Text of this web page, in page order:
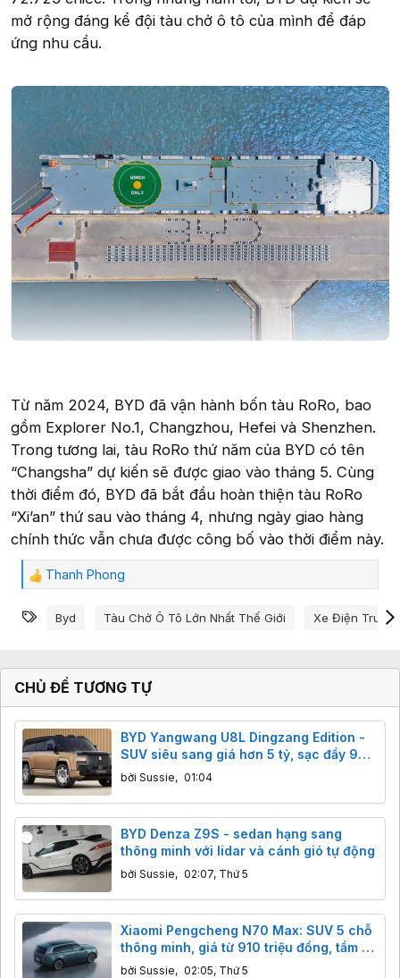
mở rộng đáng kể đội tàu chở ô tô của mình để đáp
ứng nhu cầu.
Từ năm 2024, BYD đã vận hành bốn tàu RoRo, bao
gồm Explorer No.1, Changzhou, Hefei và Shenzhen.
Trong tương lai, tàu RoRo thứ năm của BYD có tên
“Changsha” dự kiến sẽ được giao vào tháng 5. Cùng
thời điểm đó, BYD đã bắt đầu hoàn thiện tàu RoRo
“Xi’an” thứ sau vào tháng 4, nhưng ngày giao hàng
chính thức vẫn chưa được công bố vào thời điểm này.
C
m
c
:
Thanh Phong
Từ khóa
Byd Tàu Chở Ô Tô Lớn Nhất Thế Giới Xe Điện Trung
CHỦ ĐỀ TƯƠNG TỰ
BYD Yangwang U8L Dingzang Edition -
SUV siêu sang giá hơn 5 tỷ, sạc đầy 9
phút
bởi Sussie, 01:04
BYD Denza Z9S - sedan hạng sang
thông minh với lidar và cánh gió tự động
bởi Sussie, 02:07, Thứ 5
Xiaomi Pengcheng N70 Max: SUV 5 chỗ
thông minh, giá từ 910 triệu đồng, tầm xa
1461km.
bởi Sussie, 02:05, Thứ 5